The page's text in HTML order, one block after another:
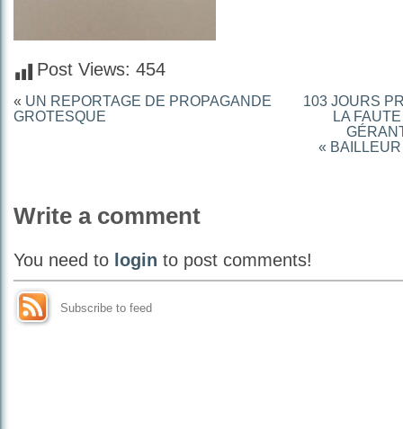
Post Views: 454
« UN REPORTAGE DE PROPAGANDE
GROTESQUE
103 JOURS
LA
«
Write a comment
You need to login to post comments!
Subscribe to feed